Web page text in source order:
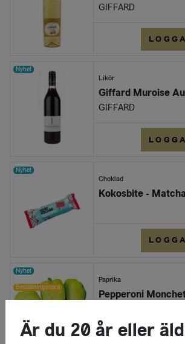
GIFFARD
Nyhet
Likör
Giffard Muroise
GIFFARD
Nyhet
Choklad
Nyhet
Beställningsvara
Paprika
Är du 20 år eller